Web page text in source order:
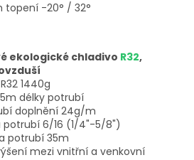
topení -20° / 32°
ekologické chladivo R32,
1440g
délky potrubí
doplnění 24g/m
potrubí 6/16 (1/4"-5/8")
potrubí 35m
mezi vnitřní a venkovní